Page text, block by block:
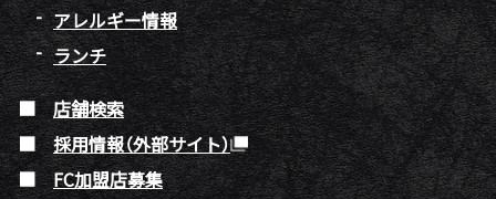
アレルギー情報
ランチ
店舗検索
採用情報（外部サイト）
FC加盟店募集